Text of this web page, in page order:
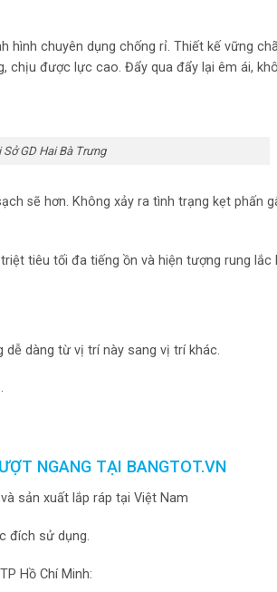
chuyên dụng chống rỉ. Thiết kế vững
chịu được lực cao. Đẩy qua đẩy lại êm ái,
GD Hai Bà Trưng
sẽ hơn. Không xảy ra tình trạng kẹt phấn
tiêu tối đa tiếng ồn và hiện tượng rung lắc
dàng từ vị trí này sang vị trí khác.
NGANG TẠI BANGTOT.VN
sản xuất lắp ráp tại Việt Nam
đích sử dụng.
Hồ Chí Minh: